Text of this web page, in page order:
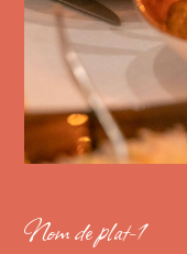
Nom de plat-1